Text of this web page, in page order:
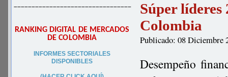
–––––––––––––––––––––––––––––––––
RANKING DIGITAL DE MERCADOS
DE COLOMBIA
INFORMES SECTORIALES
DISPONIBLES
Súper líderes
Colombia
Publicado: 08 Diciembre
Desempeño